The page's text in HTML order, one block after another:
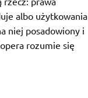
albo użytkowania
niej posadowiony i
rozumie się